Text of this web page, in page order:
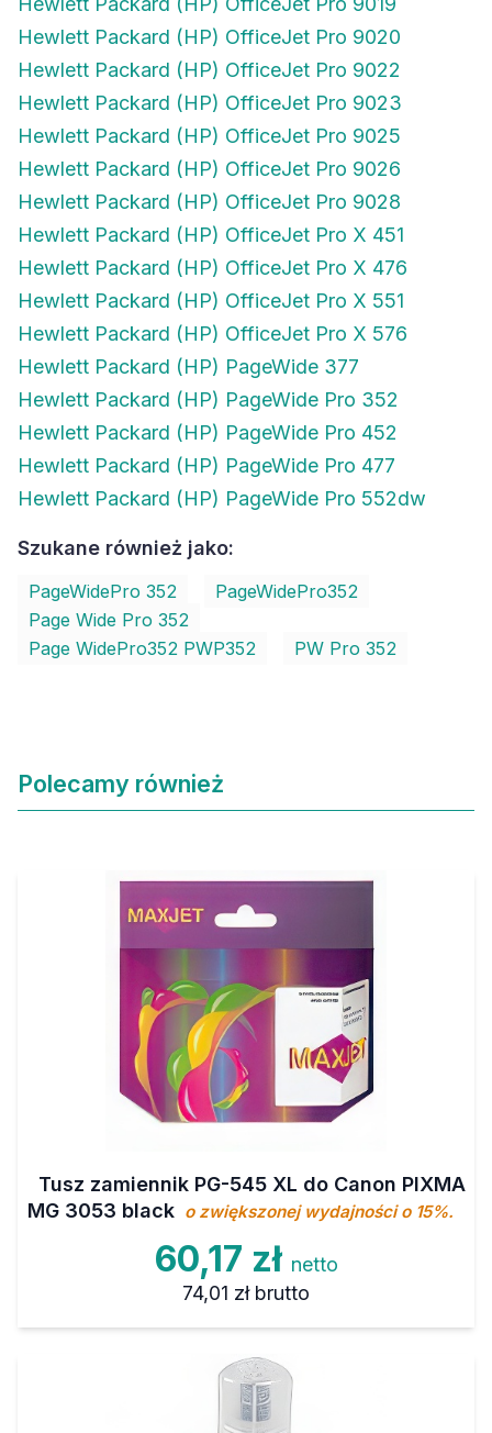
Hewlett Packard (HP) OfficeJet Pro 9020
Hewlett Packard (HP) OfficeJet Pro 9022
Hewlett Packard (HP) OfficeJet Pro 9023
Hewlett Packard (HP) OfficeJet Pro 9025
Hewlett Packard (HP) OfficeJet Pro 9026
Hewlett Packard (HP) OfficeJet Pro 9028
Hewlett Packard (HP) OfficeJet Pro X 451
Hewlett Packard (HP) OfficeJet Pro X 476
Hewlett Packard (HP) OfficeJet Pro X 551
Hewlett Packard (HP) OfficeJet Pro X 576
Hewlett Packard (HP) PageWide 377
Hewlett Packard (HP) PageWide Pro 352
Hewlett Packard (HP) PageWide Pro 452
Hewlett Packard (HP) PageWide Pro 477
Hewlett Packard (HP) PageWide Pro 552dw
Szukane również jako:
PageWidePro 352
PageWidePro352
Page Wide Pro 352
Page WidePro352 PWP352
PW Pro 352
Polecamy również
Tusz zamiennik PG-545 XL do Canon PIXMA
MG 3053 black o zwiększonej wydajności o 15%.
60,17 zł netto
74,01 zł brutto